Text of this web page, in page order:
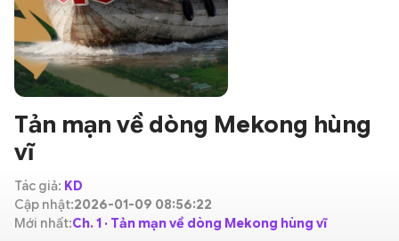
Tản mạn về dòng Mekong hùng
vĩ
Tác giả: KD
Cập nhật:2026-01-09 08:56:22
Mới nhất:Ch. 1 · Tản mạn về dòng Mekong hùng vĩ